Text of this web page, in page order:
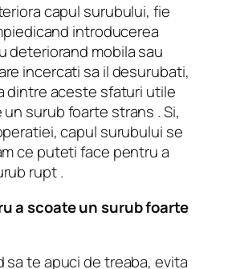
capul surubului, fie
introducerea
deteriorand mobila sau
incercati sa il desurubati,
dintre aceste sfaturi utile
un surub foarte strans .Si,
capul surubului se
ce puteti face pentru a
rupt.
a scoate un surub foarte
sa te apuci de treaba, evita